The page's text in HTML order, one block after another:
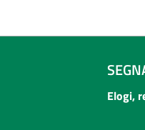
Elogi,